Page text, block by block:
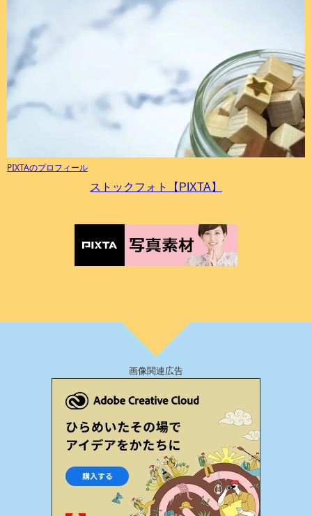
PIXTAのプロフィール
ストックフォト【PIXTA】
画像関連広告